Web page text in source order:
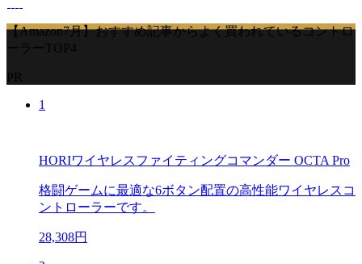
【Amazon7月】おすすめ記事からよく買われているコントロ
ーラーTOP4
PR
1
HORIワイヤレスファイティングコマンダー OCTA Pro
格闘ゲームに最適な6ボタン配置の高性能ワイヤレスコ
ントローラーです。
28,308円